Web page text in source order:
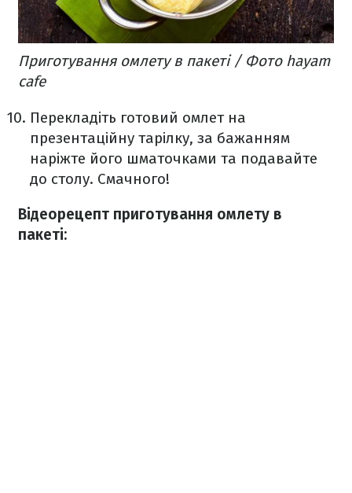
Приготування омлету в пакеті / Фото hayam
cafe
Перекладіть готовий омлет на
презентаційну тарілку, за бажанням
наріжте його шматочками та подавайте
до столу. Смачного!
Відеорецепт приготування омлету в
пакеті: